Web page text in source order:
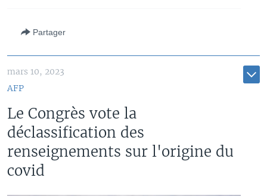
Partager
mars 10, 2023
AFP
Le Congrès vote la
déclassification des
renseignements sur l'origine du
covid